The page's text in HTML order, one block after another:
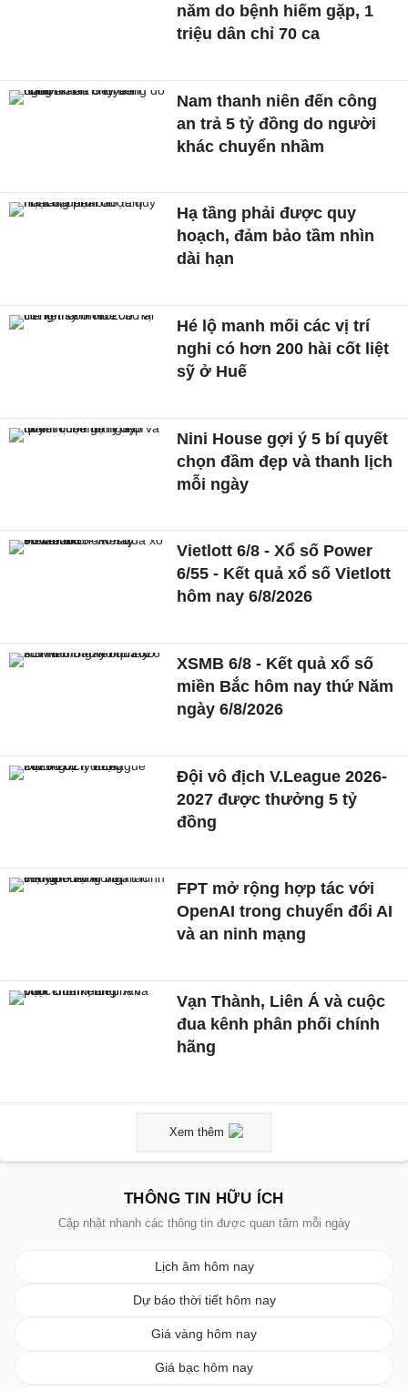
năm do bệnh hiếm gặp, 1
triệu dân chỉ 70 ca
Nam thanh niên đến công
an trả 5 tỷ đồng do người
khác chuyển nhầm
Hạ tầng phải được quy
hoạch, đảm bảo tầm nhìn
dài hạn
Hé lộ manh mối các vị trí
nghi có hơn 200 hài cốt liệt
sỹ ở Huế
Nini House gợi ý 5 bí quyết
chọn đầm đẹp và thanh lịch
mỗi ngày
Vietlott 6/8 - Xổ số Power
6/55 - Kết quả xổ số Vietlott
hôm nay 6/8/2026
XSMB 6/8 - Kết quả xổ số
miền Bắc hôm nay thứ Năm
ngày 6/8/2026
Đội vô địch V.League 2026-
2027 được thưởng 5 tỷ
đồng
FPT mở rộng hợp tác với
OpenAI trong chuyển đổi AI
và an ninh mạng
Vạn Thành, Liên Á và cuộc
đua kênh phân phối chính
hãng
Xem thêm
THÔNG TIN HỮU ÍCH
Cập nhật nhanh các thông tin được quan tâm mỗi ngày
Lịch âm hôm nay
Dự báo thời tiết hôm nay
Giá vàng hôm nay
Giá bạc hôm nay